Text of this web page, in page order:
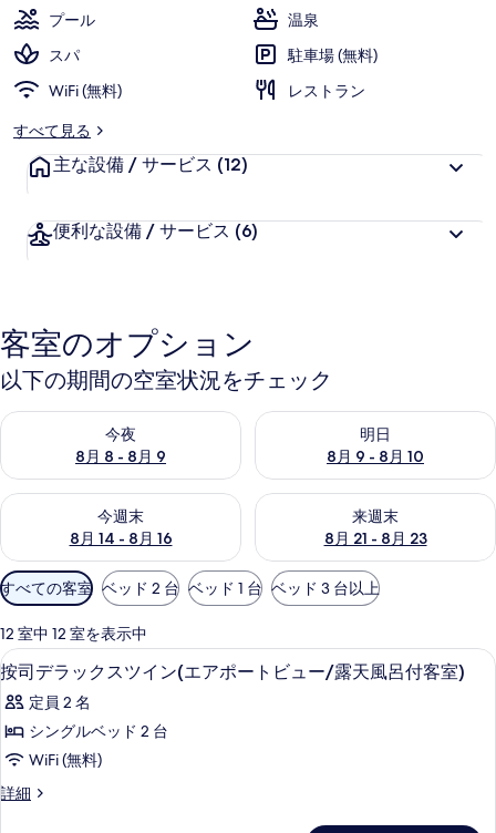
プール
温泉
スパ
駐車場 (無料)
WiFi (無料)
レストラン
すべて見る
主な設備 / サービス (12)
便利な設備 / サービス (6)
客室のオプション
以下の期間の空室状況をチェック
今夜
8月 8 - 8月 9
今夜 8月 8 - 8月 9 の空室状況をチェック
明日
8月 9 - 8月 10
明日 8月 9 - 8月 10 の空室状
今週末
8月 14 - 8月 16
今週末 8月 14 - 8月 16 の空室状況をチェック
来週末
8月 21 - 8月 23
来週末 8月 21 - 8月 23 の空室
利
用
可
能
な
客
室
の
り
すべての客室 ベッド 2 台 ベッド 1 台 ベッド 3 台以上
12 室中 12 室を表示中
按
司
デ
ラ
ク
羽毛の掛け布団、セーフティボック
1
按司デラックスツイン(エアポートビュー/露天風呂付客室)
定員 2 名
シングルベッド 2 台
WiFi (無料)
詳細
按